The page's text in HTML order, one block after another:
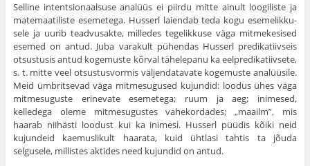
Selline intentsionaalsuse analüüs ei piirdu mitte ainult loogiliste ja
matemaatiliste esemetega. Husserl laiendab teda kogu esemelikku­
sele ja uurib teadvusakte, milledes tegelikkuse väga mitmekesised
esemed on antud. Juba varakult pühendas Husserl predikatiivseis
otsustusis antud kogemuste kõrval tähelepanu ka eelpredikatiivsete,
s. t. mitte veel otsustusvormis väljendatavate kogemuste analüüsile.
Meid ümbritsevad väga mitmesugused kujundid: loodus ühes väga
mitmesuguste erinevate esemetega; ruum ja aeg; inimesed,
kelledega oleme mitmesugustes vahekordades; „maailm”, mis
haarab niihästi loo­dust kui ka inimesi. Husserl püüdis kõiki neid
kujundeid kaemusli­kult haarata, kuid ühtlasi tahtis ta jõuda
selgusele, millistes aktides need kujundid on antud.